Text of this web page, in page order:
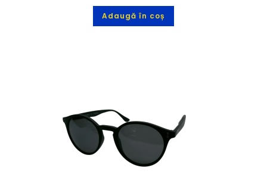
Adaugă în coș